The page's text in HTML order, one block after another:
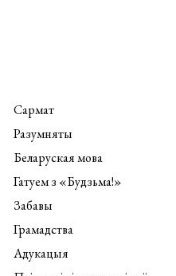
Сармат
Разумняты
Беларуская мова
Гатуем з «Будзьма!»
Забавы
Грамадства
Адукацыя